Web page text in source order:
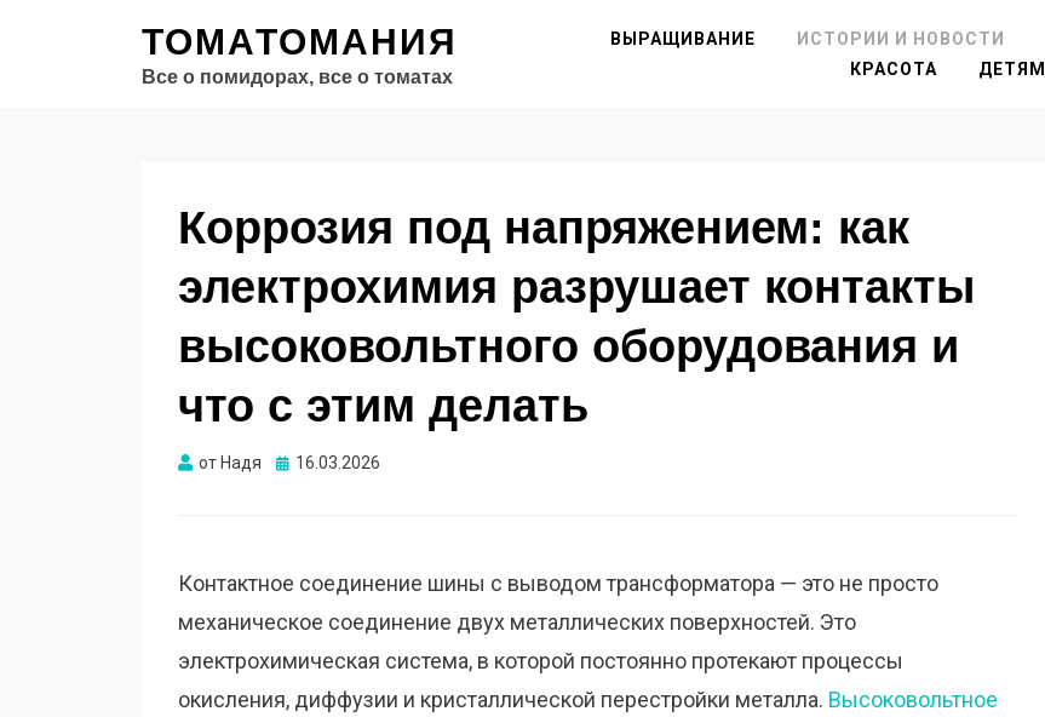
ТОМАТОМАНИЯ
Все о помидорах, все о томатах
ВЫРАЩИВАНИЕ ИСТОРИИ И НОВОСТИ
КРАСОТА
ДЕТЯМ
Коррозия под напряжением: как
электрохимия разрушает контакты
высоковольтного оборудования и
что с этим делать
от Надя Опубликовано
16.03.2026
Контактное соединение шины с выводом трансформатора — это не просто
механическое соединение двух металлических поверхностей. Это
электрохимическая система, в которой постоянно протекают процессы
окисления, диффузии и кристаллической перестройки металла. Высоковольтное